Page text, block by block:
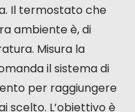
Il termostato che
ambiente è, di
Misura la
il sistema di
per raggiungere
scelto. L’obiettivo è